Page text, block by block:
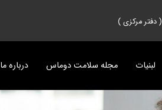
( دفتر مرکزی )
لبنیات مجله سلامت دوماس درباره ما